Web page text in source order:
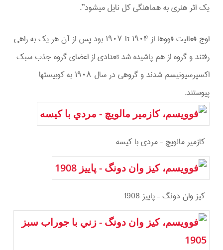
يك اثر هنري به هماهنگي كل نايل ميشود”.
اوج فعاليت فووها از ۱۹۰۴ تا ۱۹۰۷ بود پس از آن هر يك به راهي
رفتند و گروه از هم پاشيده شد تعدادي از اعضاي گروه جذب سبك
اكسپرسيونيسم شدند و گروهي در سال ۱۹۰۸ به كوبيستها
پيوستند.
كازمير مالويچ – مردي با كيسه
كيز وان دونگ – پاييز 1908